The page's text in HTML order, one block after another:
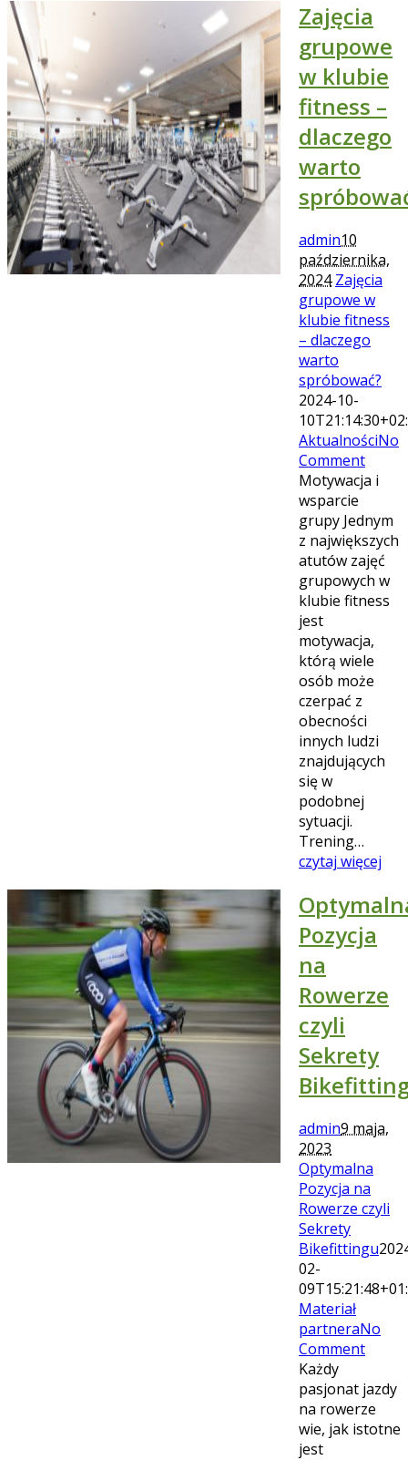
Zajęcia
grupowe
w klubie
fitness –
dlaczego
warto
admin10
października,
2024 Zajęcia
grupowe w
klubie fitness
– dlaczego
warto
spróbować?
2024-10-
AktualnościNo
Comment
Motywacja i
wsparcie
grupy Jednym
z największych
atutów zajęć
grupowych w
klubie fitness
jest
motywacja,
którą wiele
osób może
czerpać z
obecności
innych ludzi
znajdujących
się w
podobnej
sytuacji.
Trening…
czytaj więcej
Pozycja
na
Rowerze
czyli
Sekrety
admin9 maja,
2023
Optymalna
Pozycja na
Rowerze czyli
Sekrety
Bikefittingu
02-
Materiał
partneraNo
Comment
Każdy
pasjonat jazdy
na rowerze
wie, jak istotne
jest